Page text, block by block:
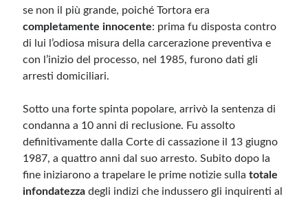
Accedi
Feed dei contenuti
Feed dei commenti
se non il più grande, poiché Tortora era
completamente innocente: prima fu disposta contro
di lui l’odiosa misura della carcerazione preventiva e
con l’inizio del processo, nel 1985, furono dati gli
arresti domiciliari.
Sotto una forte spinta popolare, arrivò la sentenza di
condanna a 10 anni di reclusione. Fu assolto
definitivamente dalla Corte di cassazione il 13 giugno
1987, a quattro anni dal suo arresto. Subito dopo la
fine iniziarono a trapelare le prime notizie sullatotale
infondatezza degli indizi che indussero gli inquirenti al